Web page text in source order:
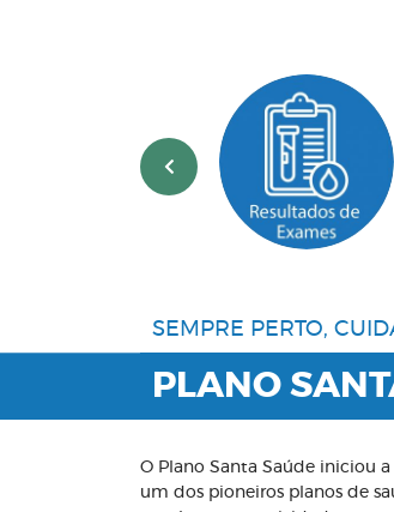
SEMPRE PERTO,